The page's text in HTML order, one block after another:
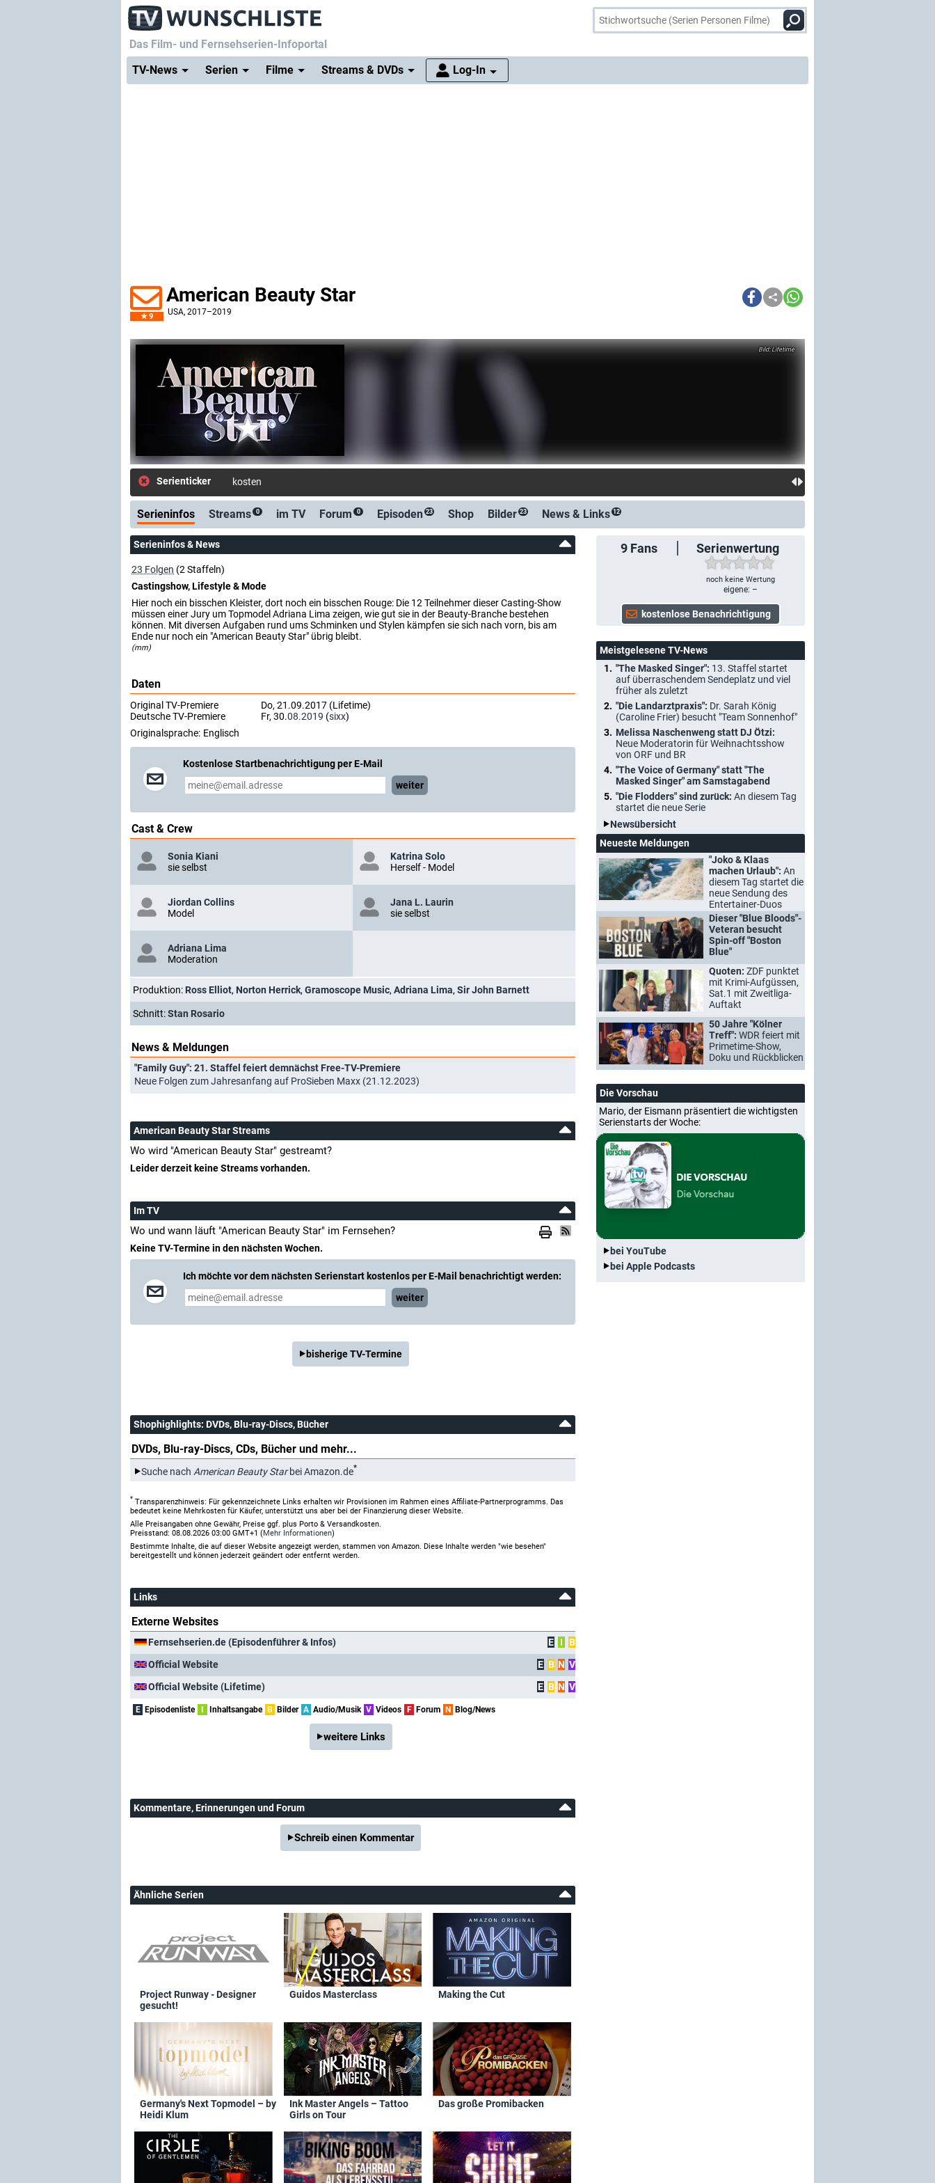
Das Film- und Fernsehserien-Infoportal
TV-News
Serien Filme Streams & DVDs Log-In
9
American Beauty Star
USA, 2017–2019
Lifetime
Serienticker kostenlose E-Mail-Benachrichtigung bei S
Serieninfos Streams 0 im TV Forum 0 Episoden 23 Shop Bilder 23 News & Links 12
9 Fans Serienwertung
noch keine Wertung
eigene: –
Serieninfos & News
23 Folgen (2 Staffeln)
Castingshow, Lifestyle & Mode
Hier noch ein bisschen Kleister, dort noch ein bisschen Rouge: Die 12 Teilnehmer dieser Casting-Show
müssen einer Jury um Topmodel Adriana Lima zeigen, wie gut sie in der Beauty-Branche bestehen
können. Mit diversen Aufgaben rund ums Schminken und Stylen kämpfen sie sich nach vorn, bis am
Ende nur noch ein "American Beauty Star" übrig bleibt.
(mm)
Daten
Original TV-Premiere
Do, 21.09.2017 (Lifetime)
Deutsche TV-Premiere
Fr, 30.08.2019 (sixx)
Originalsprache: Englisch
Kostenlose Startbenachrichtigung per E-Mail
weiter
Cast & Crew
Sonia Kiani
sie selbst
Katrina Solo
Herself - Model
Jiordan Collins
Model
Jana L. Laurin
sie selbst
Adriana Lima
Moderation
Produktion: Ross Elliot, Norton Herrick, Gramoscope Music, Adriana Lima, Sir John Barnett
Schnitt:Stan Rosario
News & Meldungen
"Family Guy": 21. Staffel feiert demnächst Free-TV-Premiere
Neue Folgen zum Jahresanfang auf ProSieben Maxx (21.12.2023)
American Beauty Star Streams
Wo wird "American Beauty Star" gestreamt?
Leider derzeit keine Streams vorhanden.
Im TV
Wo und wann läuft "American Beauty Star" im Fernsehen?
Keine TV-Termine in den nächsten Wochen.
Ich möchte vor dem nächsten Serienstart kostenlos per E-Mail benachrichtigt werden:
weiter
bisherige TV-Termine
Shophighlights: DVDs, Blu-ray-Discs, Bücher
DVDs, Blu-ray-Discs, CDs, Bücher und mehr...
Suche nach American Beauty Starbei Amazon.de*
* Transparenzhinweis: Für gekennzeichnete Links erhalten wir Provisionen im Rahmen eines Affiliate-Partnerprogramms. Das
bedeutet keine Mehrkosten für Käufer, unterstützt uns aber bei der Finanzierung dieser Website.
Alle Preisangaben ohne Gewähr, Preise ggf. plus Porto & Versandkosten.
Preisstand: 08.08.2026 03:00 GMT+1 (Mehr Informationen)
Bestimmte Inhalte, die auf dieser Website angezeigt werden, stammen von Amazon. Diese Inhalte werden "wie besehen"
bereitgestellt und können jederzeit geändert oder entfernt werden.
Links
Externe Websites
Fernsehserien.de (Episodenführer & Infos) E I
B
Official Website
E B N V
Official Website (Lifetime)
E B N V
E Episodenliste I Inhaltsangabe B Bilder A Audio/Musik V Videos F Forum N Blog/News
weitere Links
Kommentare, Erinnerungen und Forum
Schreib einen Kommentar
Ähnliche Serien
Project Runway - Designer
gesucht!
Guidos Masterclass Making the Cut
Germany's Next Topmodel – by
Heidi Klum
Ink Master Angels – Tattoo
Girls on Tour
Das große Promibacken
Meistgelesene TV-News
"The Masked Singer": 13. Staffel startet
auf überraschendem Sendeplatz und viel
früher als zuletzt
"Die Landarztpraxis": Dr. Sarah König
(Caroline Frier) besucht "Team Sonnenhof"
Melissa Naschenweng statt DJ Ötzi:
Neue Moderatorin für Weihnachtsshow
von ORF und BR
"The Voice of Germany" statt "The
Masked Singer" am Samstagabend
"Die Flodders" sind zurück: An diesem Tag
startet die neue Serie
Newsübersicht
Neueste Meldungen
"Joko & Klaas
machen Urlaub": An
diesem Tag startet die
neue Sendung des
Entertainer-Duos
Dieser "Blue Bloods"-
Veteran besucht
Spin-off "Boston
Blue"
Quoten: ZDF punktet
mit Krimi-Aufgüssen,
Sat.1 mit Zweitliga-
Auftakt
50 Jahre "Kölner
Treff": WDR feiert mit
Primetime-Show,
Doku und Rückblicken
Die Vorschau
Mario, der Eismann präsentiert die wichtigsten
Serienstarts der Woche:
bei YouTube
bei Apple Podcasts